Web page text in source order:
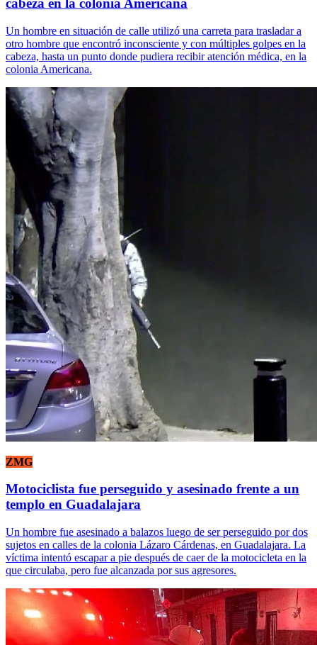
cabeza en la colonia Americana
Un hombre en situación de calle utilizó una carreta para trasladar a
otro hombre que encontró inconsciente y con múltiples golpes en la
cabeza, hasta un punto donde pudiera recibir atención médica, en la
colonia Americana.
ZMG
Motociclista fue perseguido y asesinado frente a un
templo en Guadalajara
Un hombre fue asesinado a balazos luego de ser perseguido por dos
sujetos en calles de la colonia Lázaro Cárdenas, en Guadalajara. La
víctima intentó escapar a pie después de caer de la motocicleta en la
que circulaba, pero fue alcanzada por sus agresores.